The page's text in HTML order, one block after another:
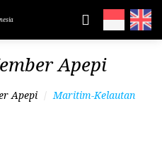
Apepi
Apepi Maritim-Kelautan